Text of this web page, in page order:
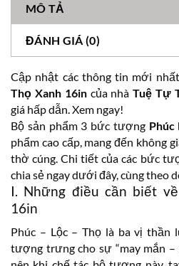
MÔ TẢ
ĐÁNH GIÁ (0)
Cập nhật các thông tin mới
Thọ Xanh 16incủa nhàTuệ Tự
giá hấp dẫn. Xem ngay!
Bộ sản phẩm 3 bức tượng Phúc
phẩm cao cấp, mang đến không
thờ cúng. Chi tiết của các bức
chia sẻ ngay dưới đây, cùng theo
I. Những điều cần biết
16in
Phúc – Lộc – Thọ là ba vị thần
tượng trưng cho sự “may mắn –